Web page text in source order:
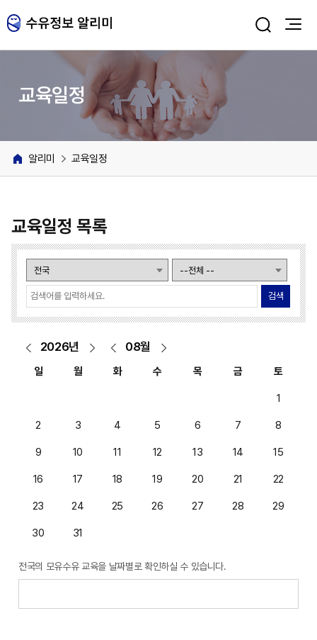
교육일정
알리미 교육일정
교육일정 목록
검색
2026년 08월
일 월 화 수 목 금 토
1
2 3 4 5 6 7 8
9 10 11 12 13 14 15
16 17 18 19 20 21 22
23 24 25 26 27 28 29
30 31
전국의 모유수유 교육을 날짜별로 확인하실 수 있습니다.